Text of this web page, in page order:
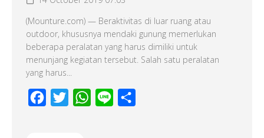
(Mounture.com) — Beraktivitas di luar ruang atau
outdoor, khususnya mendaki gunung memerlukan
beberapa peralatan yang harus dimiliki untuk
menunjang kegiatan tersebut. Salah satu peralatan
yang harus...
Facebook
Twitter WhatsApp
Line